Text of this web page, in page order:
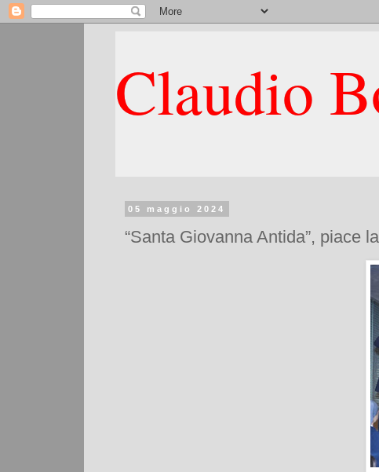
Claudio
05 maggio 2024
“Santa Giovanna Antida”, piace